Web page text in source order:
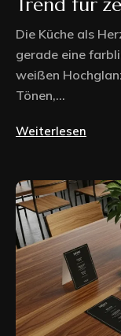
Trend für
Die Küche als
gerade eine
weißen
Tönen,...
Weiterlesen